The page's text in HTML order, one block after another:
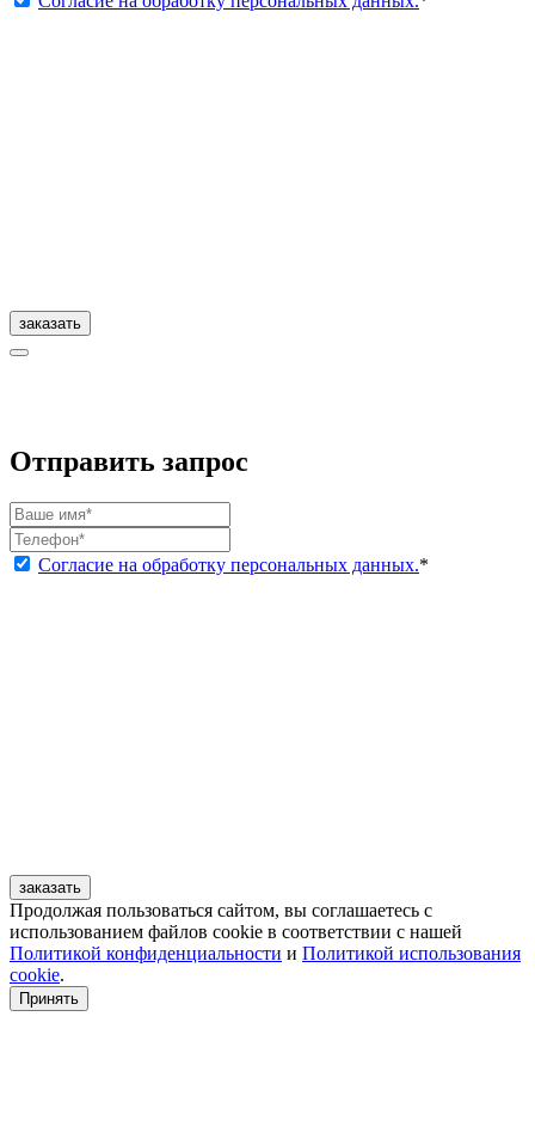
заказать
Отправить запрос
Согласие на обработку персональных данных.*
заказать
Продолжая пользоваться сайтом, вы соглашаетесь с
использованием файлов cookie в соответствии с нашей
Политикой конфиденциальности и Политикой использования
cookie.
Принять